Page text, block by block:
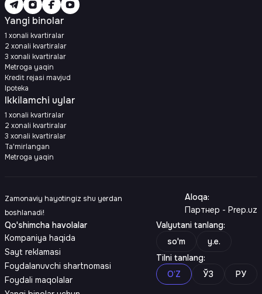
Yangi binolar
1 xonali kvartiralar
2 xonali kvartiralar
3 xonali kvartiralar
Metroga yaqin
Kredit rejasi mavjud
Ipoteka
Ikkilamchi uylar
1 xonali kvartiralar
2 xonali kvartiralar
3 xonali kvartiralar
Ta'mirlangan
Metroga yaqin
Zamonaviy hayotingiz shu yerdan
boshlanadi!
Aloqa:
Партнер - Prep.uz
Qo'shimcha havolalar
Kompaniya haqida
Sayt reklamasi
Foydalanuvchi shartnomasi
Foydali maqolalar
Valyutani tanlang:
so'm
y.e.
Tilni tanlang:
O‘Z
ЎЗ РУ